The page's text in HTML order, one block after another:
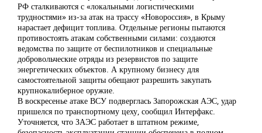
РФ сталкиваются с «локальными логистическими
трудностями» из-за атак на трассу «Новороссия», в Крыму
нарастает дефицит топлива. Отдельные регионы пытаются
противостоять атакам собственными силами: создаются
ведомства по защите от беспилотников и специальные
добровольческие отряды из резервистов по защите
энергетических объектов. А крупному бизнесу для
самостоятельной защиты обещают разрешить закупать
крупнокалиберное оружие.
В воскресенье атаке ВСУ подверглась Запорожская АЭС, удар
пришелся по транспортному цеху, сообщил Интерфакс.
Уточняется, что ЗАЭС работает в штатном режиме,